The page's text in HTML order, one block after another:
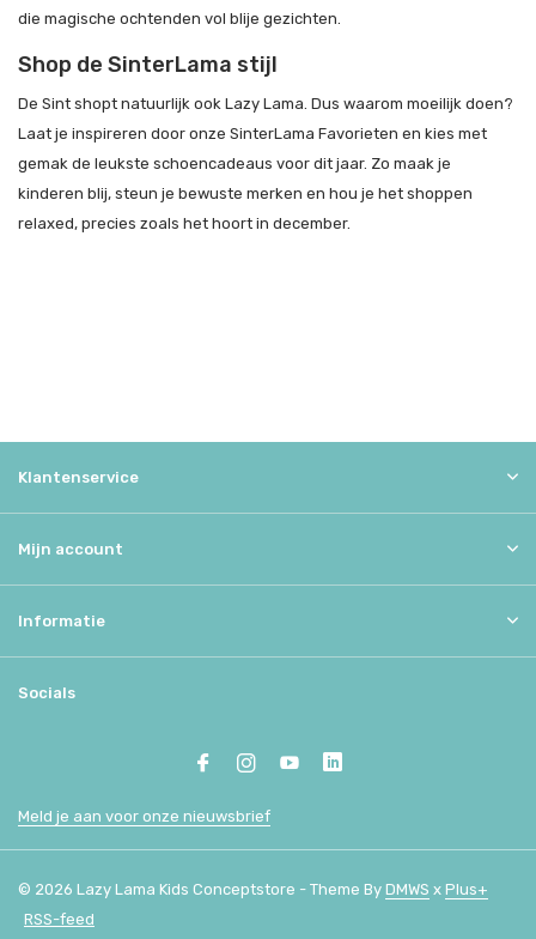
die magische ochtenden vol blije gezichten.
Shop de SinterLama stijl
De Sint shopt natuurlijk ook Lazy Lama. Dus waarom moeilijk doen?
Laat je inspireren door onze SinterLama Favorieten en kies met
gemak de leukste schoencadeaus voor dit jaar. Zo maak je
kinderen blij, steun je bewuste merken en hou je het shoppen
relaxed, precies zoals het hoort in december.
Klantenservice
Mijn account
Informatie
Socials
Meld je aan voor onze nieuwsbrief
© 2026 Lazy Lama Kids Conceptstore - Theme By DMWS x Plus+
RSS-feed